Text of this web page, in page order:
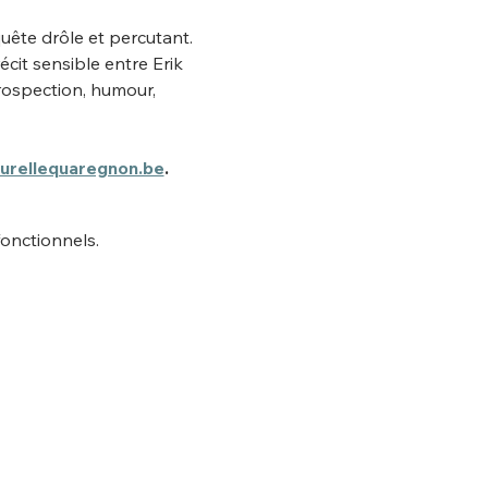
drôle et percutant.
sensible entre Erik
humour,
.